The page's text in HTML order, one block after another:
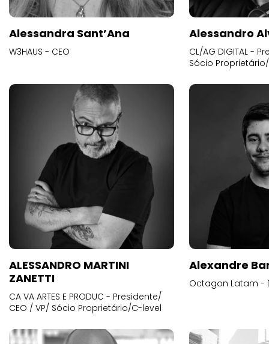
Alessandra Sant’Ana
W3HAUS - CEO
Alessandro
CL/AG DIGITAL -
Sócio
ALESSANDRO MARTINI
ZANETTI
CA VA ARTES E PRODUC - Presidente/
CEO / VP/ Sócio Proprietário/C-level
Alexandre
Octagon Latam -